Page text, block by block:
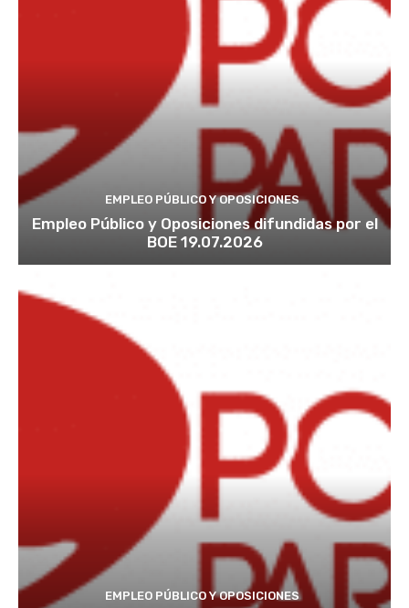
EMPLEO PÚBLICO Y OPOSICIONES
Empleo Público y Oposiciones difundidas por el
BOE 19.07.2026
EMPLEO PÚBLICO Y OPOSICIONES